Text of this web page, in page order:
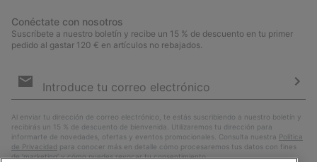
Conéctate con nosotros
Suscríbete a nuestro boletín y recibe un 15 % de descuento en tu primer
pedido al gastar 120 € en artículos no rebajados.
de
Al enviar tu dirección de correo electrónico, te estás suscribiendo a nuestro boletín y
recibirás un 15 % de descuento de bienvenida. Utilizaremos tu dirección para
informarte de novedades, ofertas y eventos promocionales. Consulta nuestra Política
de Privacidad para conocer más en detalle cómo procesaremos tus datos con fines
de ’marketing’ y cómo puedes revocar tu consentimiento.